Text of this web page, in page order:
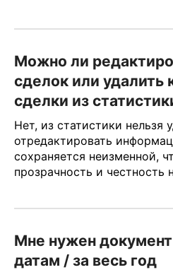
Можно ли
сделок или удалить
сделки из
Нет, из статистики нельзя
отредактировать
сохраняется неизменной,
прозрачность и честность
Мне нужен
датам / за весь год